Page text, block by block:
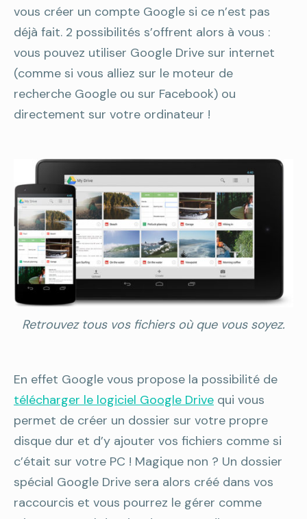
vous créer un compte Google si ce n’est pas
déjà fait. 2 possibilités s’offrent alors à vous :
vous pouvez utiliser Google Drive sur internet
(comme si vous alliez sur le moteur de
recherche Google ou sur Facebook) ou
directement sur votre ordinateur !
Retrouvez tous vos fichiers où que vous soyez.
En effet Google vous propose la possibilité de
télécharger le logiciel Google Drive qui vous
permet de créer un dossier sur votre propre
disque dur et d’y ajouter vos fichiers comme si
c’était sur votre PC ! Magique non ? Un dossier
spécial Google Drive sera alors créé dans vos
raccourcis et vous pourrez le gérer comme